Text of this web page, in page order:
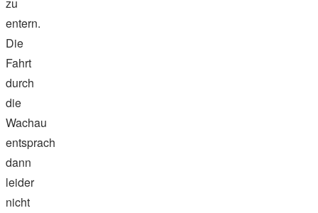
zu
entern.
Die
Fahrt
durch
die
Wachau
entsprach
dann
leider
nicht